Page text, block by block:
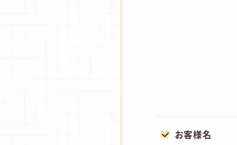
お客様名